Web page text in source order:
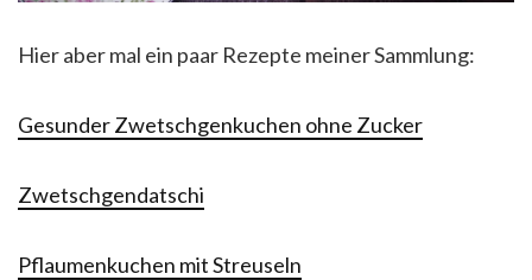
Hier aber mal ein paar Rezepte meiner Sammlung:
Gesunder Zwetschgenkuchen ohne Zucker
Zwetschgendatschi
Pflaumenkuchen mit Streuseln